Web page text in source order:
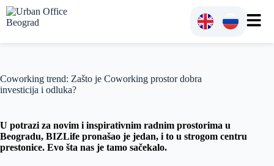
Coworking trend: Zašto je Coworking prostor dobra
investicija i odluka?
U potrazi za novim i inspirativnim radnim prostorima u
Beogradu, BIZLife pronašao je jedan, i to u strogom centru
prestonice. Evo šta nas je tamo sačekalo.